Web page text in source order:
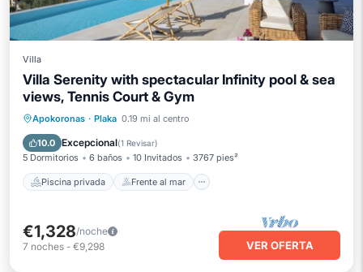
Villa
Villa Serenity with spectacular Infinity pool & sea
views, Tennis Court & Gym
Apokoronas · Plaka 0.19 mi al centro
10.0 Excepcional(1 Revisar)
5 Dormitorios 6 baños 10 Invitados 3767 pies²
Piscina privada Frente al mar
Piscina privada
Frente al mar
Aparcamiento
€1,328/noche
7 noches - €9,298 VER OFERTA